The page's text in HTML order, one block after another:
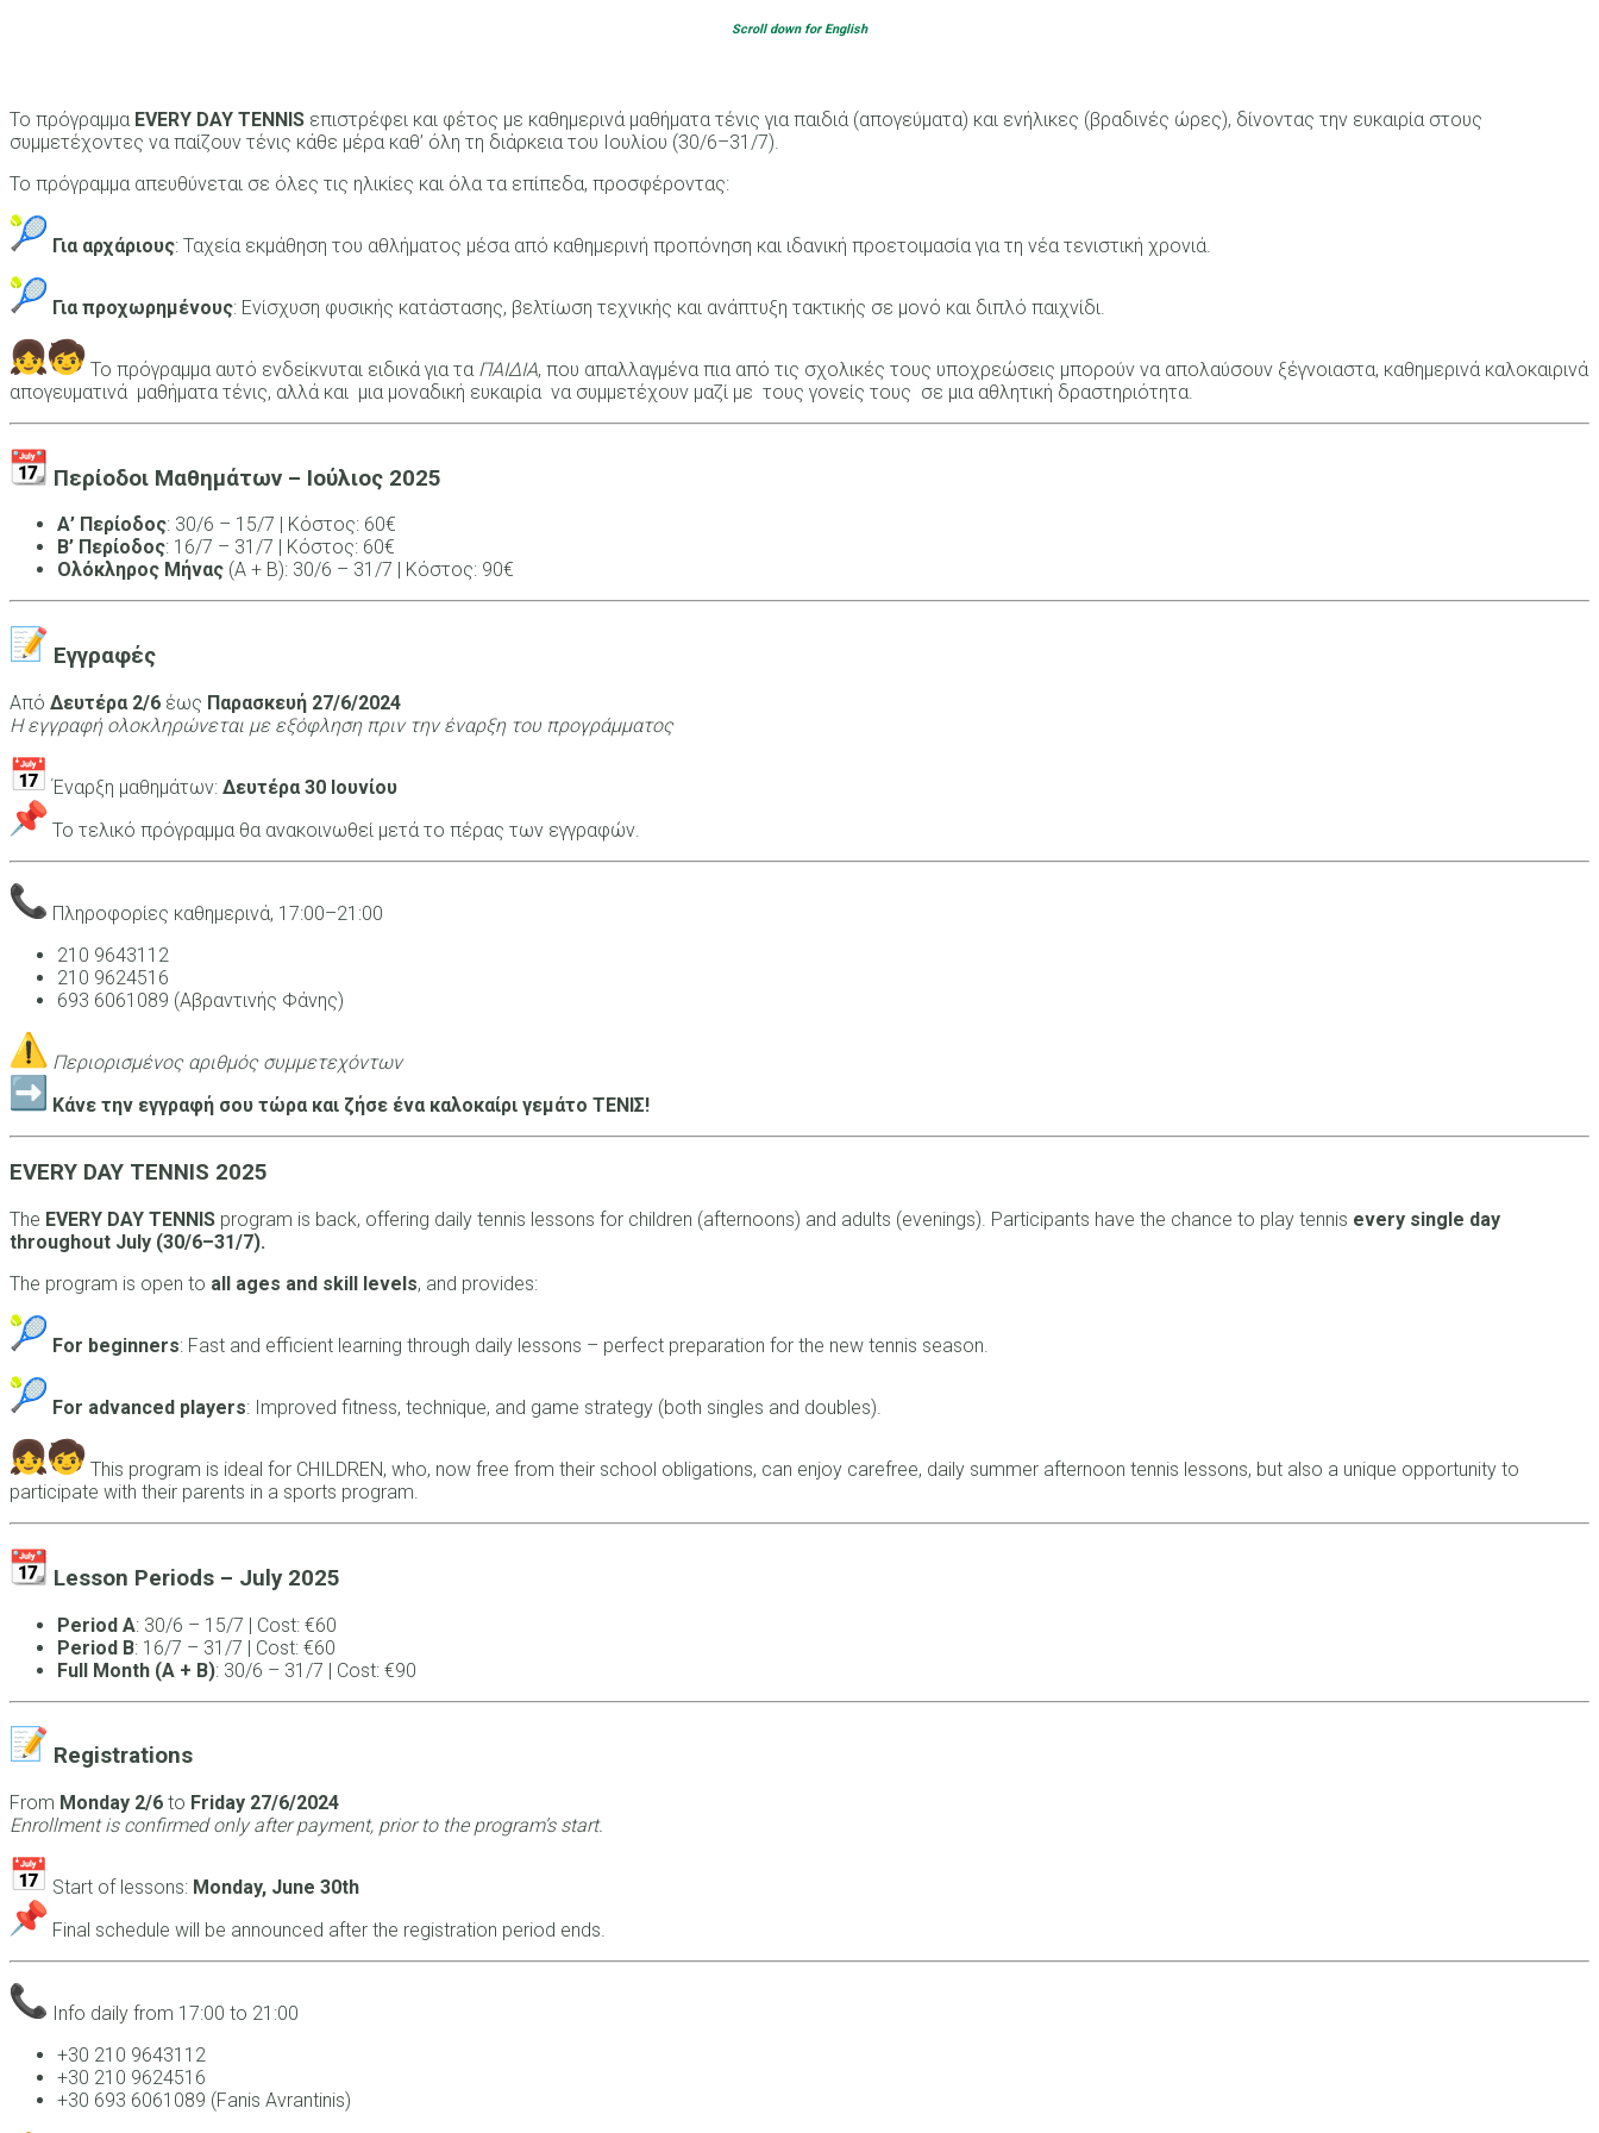
Scroll down for English
Το πρόγραμμα EVERY DAY TENNIS επιστρέφει και φέτος με καθημερινά μαθήματα τένις για παιδιά (απογεύματα) και ενήλικες (βραδινές ώρες), δίνοντας την ευκαιρία στους
συμμετέχοντες να παίζουν τένις κάθε μέρα καθ’ όλη τη διάρκεια του Ιουλίου (30/6–31/7).
Το πρόγραμμα απευθύνεται σε όλες τις ηλικίες και όλα τα επίπεδα, προσφέροντας:
Για αρχάριους: Ταχεία εκμάθηση του αθλήματος μέσα από καθημερινή προπόνηση και ιδανική προετοιμασία για τη νέα τενιστική χρονιά.
Για προχωρημένους: Ενίσχυση φυσικής κατάστασης, βελτίωση τεχνικής και ανάπτυξη τακτικής σε μονό και διπλό παιχνίδι.
Το πρόγραμμα αυτό ενδείκνυται ειδικά για ταΠΑΙΔΙΑ, που απαλλαγμένα πια από τις σχολικές τους υποχρεώσεις μπορούν να απολαύσουν ξέγνοιαστα, καθημερινά καλοκαιρινά
απογευματινά μαθήματα τένις, αλλά και μια μοναδική ευκαιρία να συμμετέχουν μαζί με τους γονείς τους σε μια αθλητική δραστηριότητα.
Περίοδοι Μαθημάτων – Ιούλιος 2025
Α’ Περίοδος: 30/6 – 15/7 | Κόστος: 60€
Β’ Περίοδος: 16/7 – 31/7 | Κόστος: 60€
Ολόκληρος Μήνας (Α + Β): 30/6 – 31/7 | Κόστος: 90€
Εγγραφές
Από Δευτέρα 2/6 έως Παρασκευή 27/6/2024
Η εγγραφή ολοκληρώνεται με εξόφληση πριν την έναρξη του προγράμματος
Έναρξη μαθημάτων: Δευτέρα 30 Ιουνίου
Το τελικό πρόγραμμα θα ανακοινωθεί μετά το πέρας των εγγραφών.
Πληροφορίες καθημερινά, 17:00–21:00
210 9643112
210 9624516
693 6061089 (Αβραντινής Φάνης)
Περιορισμένος αριθμός συμμετεχόντων
Κάνε την εγγραφή σου τώρα και ζήσε ένα καλοκαίρι γεμάτο ΤΕΝΙΣ!
EVERY DAY TENNIS 2025
The EVERY DAY TENNIS program is back, offering daily tennis lessons for children (afternoons) and adults (evenings). Participants have the chance to play tennis every single day
throughout July (30/6–31/7).
The program is open to all ages and skill levels, and provides:
For beginners: Fast and efficient learning through daily lessons – perfect preparation for the new tennis season.
For advanced players: Improved fitness, technique, and game strategy (both singles and doubles).
This program is ideal for CHILDREN, who, now free from their school obligations, can enjoy carefree, daily summer afternoon tennis lessons, but also a unique opportunity to
participate with their parents in a sports program.
Lesson Periods – July 2025
Period A: 30/6 – 15/7 | Cost: €60
Period B: 16/7 – 31/7 | Cost: €60
Full Month (A + B): 30/6 – 31/7 | Cost: €90
Registrations
From Monday 2/6 to Friday 27/6/2024
Enrollment is confirmed only after payment, prior to the program’s start.
Start of lessons: Monday, June 30th
Final schedule will be announced after the registration period ends.
Info daily from 17:00 to 21:00
+30 210 9643112
+30 210 9624516
+30 693 6061089 (Fanis Avrantinis)